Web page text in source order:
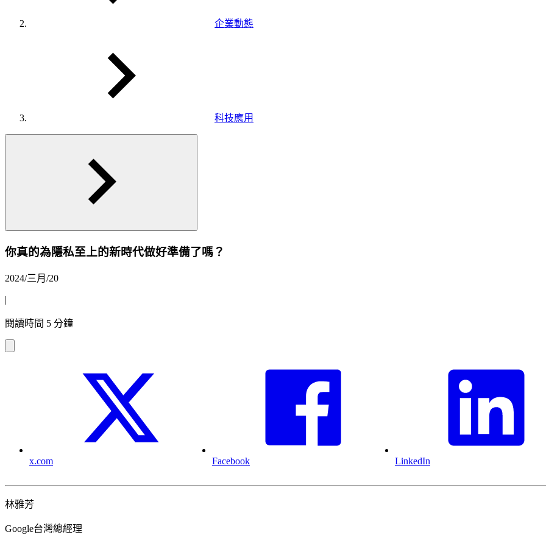
企業動態
科技應用
你真的為隱私至上的新時代做好準備了嗎？
2024/三月/20
|
閱讀時間 5 分鐘
x.com Facebook LinkedIn
林雅芳
Google台灣總經理